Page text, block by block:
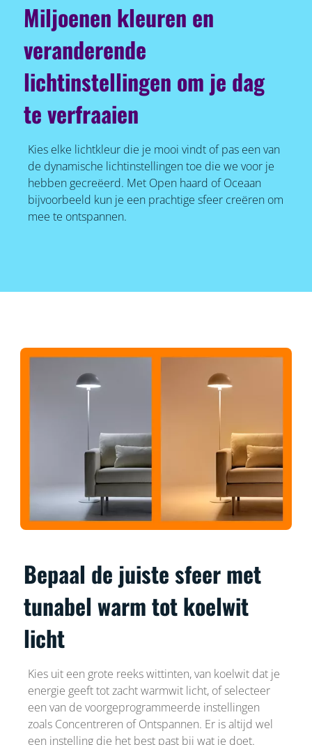
Miljoenen kleuren en
veranderende
lichtinstellingen om je dag
te verfraaien
Kies elke lichtkleur die je mooi vindt of pas een van
de dynamische lichtinstellingen toe die we voor je
hebben gecreëerd. Met Open haard of Oceaan
bijvoorbeeld kun je een prachtige sfeer creëren om
mee te ontspannen.
Bepaal de juiste sfeer met
tunabel warm tot koelwit
licht
Kies uit een grote reeks wittinten, van koelwit dat je
energie geeft tot zacht warmwit licht, of selecteer
een van de voorgeprogrammeerde instellingen
zoals Concentreren of Ontspannen. Er is altijd wel
een instelling die het best past bij wat je doet.